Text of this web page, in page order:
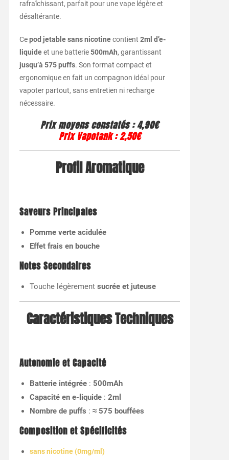
rafraîchissant, parfait pour une vape légère et
désaltérante.
Cepod jetable sans nicotinecontient 2ml d’e-
liquideet une batterie500mAh, garantissant
jusqu’à 575 puffs. Son format compact et
ergonomique en fait un compagnon idéal pour
vapoter partout, sans entretien ni recharge
nécessaire.
Prix moyens constatés: 4,90€
Prix Vapotank:2,50€
Profil Aromatique
Saveurs Principales
Pomme verte acidulée
Effet frais en bouche
Notes Secondaires
Touche légèrement sucrée et juteuse
Caractéristiques Techniques
Autonomie et Capacité
Batterie intégrée: 500mAh
Capacité en e-liquide: 2ml
Nombre de puffs : ≈ 575 bouffées
Composition et Spécificités
sans nicotine (0mg/ml)